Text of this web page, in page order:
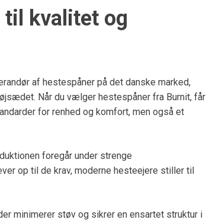
kvalitet og
af hestespåner på det danske marked,
Når du vælger hestespåner fra Burnit, får
for renhed og komfort, men også et
foregår under strenge
op til de krav, moderne hesteejere stiller til
minimerer støv og sikrer en ensartet struktur i